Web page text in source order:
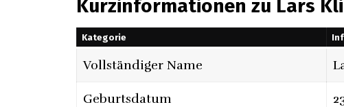
Kurzinformationen zu Lars
Kategorie
Vollständiger Name
Geburtsdatum